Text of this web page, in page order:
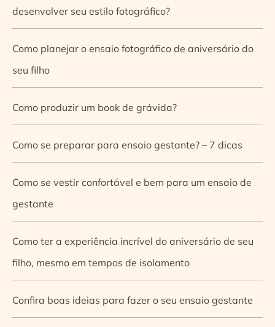
desenvolver seu estilo fotográfico?
Como planejar o ensaio fotográfico de aniversário do
seu filho
Como produzir um book de grávida?
Como se preparar para ensaio gestante? – 7 dicas
Como se vestir confortável e bem para um ensaio de
gestante
Como ter a experiência incrível do aniversário de seu
filho, mesmo em tempos de isolamento
Confira boas ideias para fazer o seu ensaio gestante